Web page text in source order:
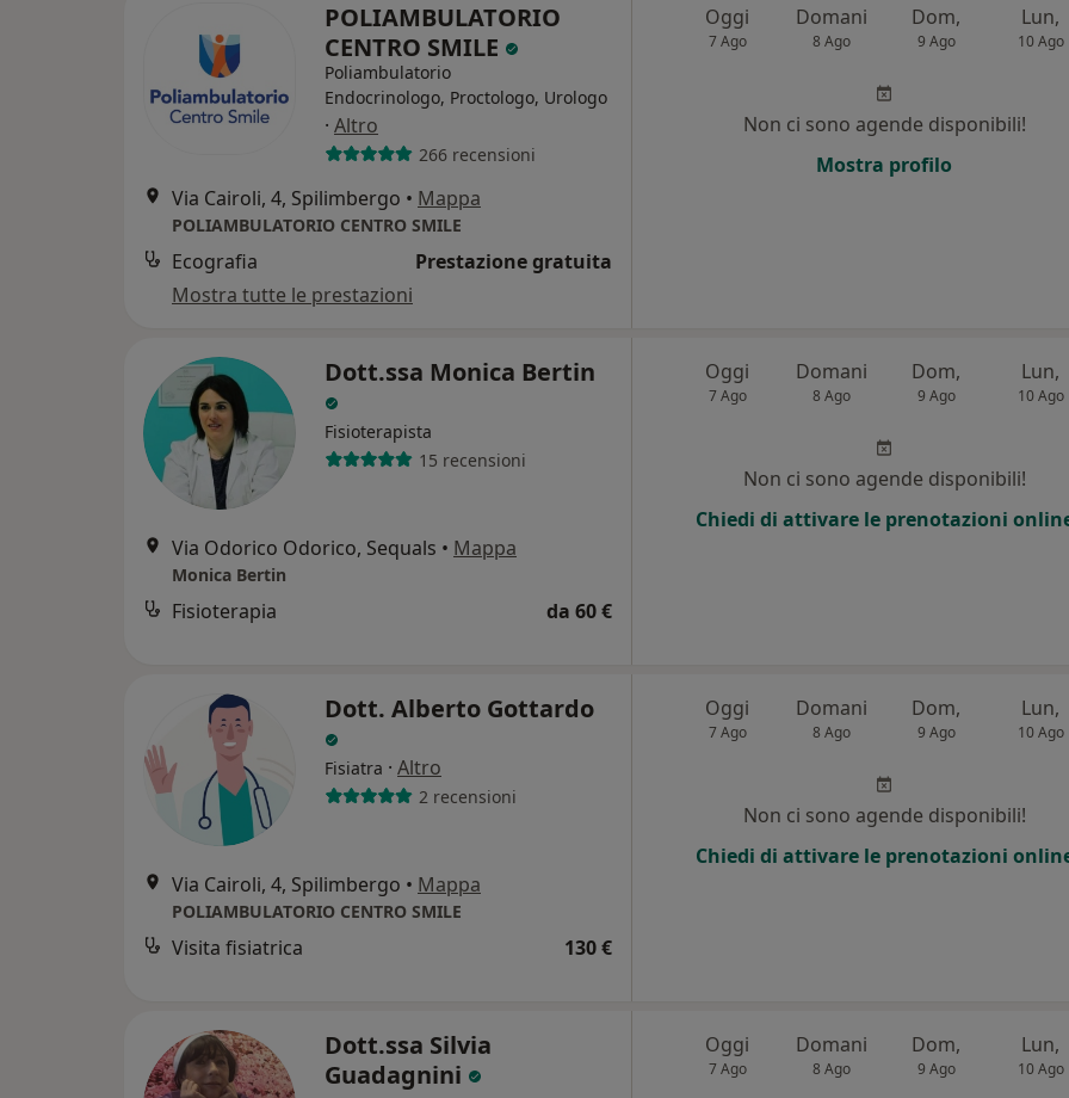
POLIAMBULATORIO
CENTRO SMILE
Poliambulatorio
Endocrinologo, Proctologo, Urologo
· Altro
266 recensioni
Via Cairoli, 4, Spilimbergo • Mappa
POLIAMBULATORIO CENTRO SMILE
Ecografia
Prestazione gratuita
Mostra tutte le prestazioni
Oggi
7 Ago
Domani
8 Ago
Dom,
9 Ago
Lun,
10 Ago
Non ci sono agende disponibili!
Mostra profilo
Dott.ssa Monica Bertin
Fisioterapista
15 recensioni
Via Odorico Odorico, Sequals • Mappa
Monica Bertin
Fisioterapia da 60 €
Oggi
7 Ago
Domani
8 Ago
Dom,
9 Ago
Lun,
10 Ago
Non ci sono agende disponibili!
Chiedi di attivare le prenotazioni
Dott. Alberto Gottardo
Fisiatra · Altro
2 recensioni
Via Cairoli, 4, Spilimbergo • Mappa
POLIAMBULATORIO CENTRO SMILE
Visita fisiatrica 130 €
Oggi
7 Ago
Domani
8 Ago
Dom,
9 Ago
Lun,
10 Ago
Non ci sono agende disponibili!
Chiedi di attivare le prenotazioni
Dott.ssa Silvia
Guadagnini
Oggi
7 Ago
Domani
8 Ago
Dom,
9 Ago
Lun,
10 Ago